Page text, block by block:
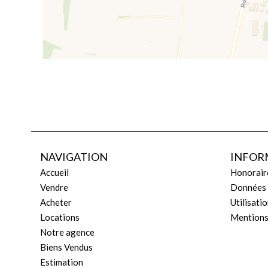
NAVIGATION
Accueil
Vendre
Acheter
Locations
Notre agence
Biens Vendus
Estimation